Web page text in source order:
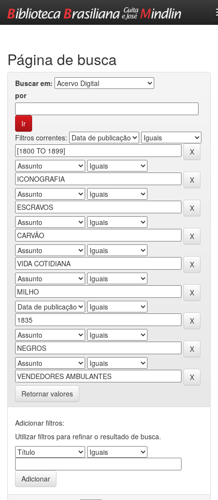
Página de busca
Buscar em:
por
Filtros correntes:
Retornar valores
Adicionar filtros:
Utilizar filtros para refinar o resultado de busca.